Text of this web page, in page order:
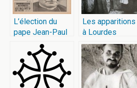
L’élection du
pape Jean-Paul
Les apparitions
à Lourdes